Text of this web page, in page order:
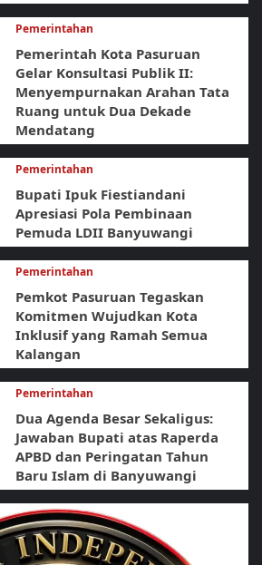
Pemerintahan
Pemerintah Kota Pasuruan
Gelar Konsultasi Publik II:
Menyempurnakan Arahan Tata
Ruang untuk Dua Dekade
Mendatang
Pemerintahan
Bupati Ipuk Fiestiandani
Apresiasi Pola Pembinaan
Pemuda LDII Banyuwangi
Pemerintahan
Pemkot Pasuruan Tegaskan
Komitmen Wujudkan Kota
Inklusif yang Ramah Semua
Kalangan
Pemerintahan
Dua Agenda Besar Sekaligus:
Jawaban Bupati atas Raperda
APBD dan Peringatan Tahun
Baru Islam di Banyuwangi